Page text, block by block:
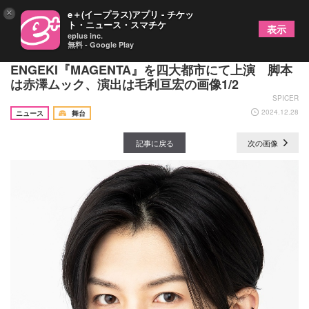
梅津瑞樹、SOLO Performance
ENGEKI『MAGENTA』を四大都市にて上演 脚本
は赤澤ムック、演出は毛利亘宏の画像1/2
SPICER
ニュース
舞台 2024.12.28
記事に戻る 次の画像
× e＋(イープラス)アプリ - チケッ
ト・ニュース・スマチケ
eplus inc.
無料 - Google Play
表示